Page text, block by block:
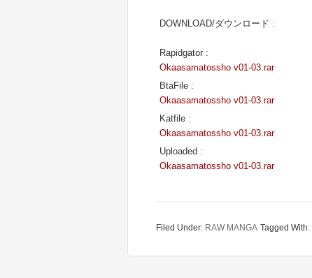
DOWNLOAD/ダウンロード :
Rapidgator :
Okaasamatossho v01-03.rar
BtaFile :
Okaasamatossho v01-03.rar
Katfile :
Okaasamatossho v01-03.rar
Uploaded :
Okaasamatossho v01-03.rar
Filed Under: RAW MANGA Tagged With: